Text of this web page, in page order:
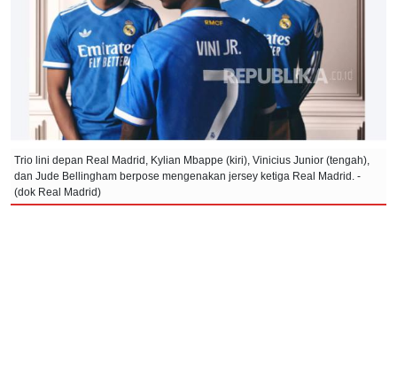
Trio lini depan Real Madrid, Kylian Mbappe (kiri), Vinicius Junior (tengah),
dan Jude Bellingham berpose mengenakan jersey ketiga Real Madrid. -
(dok Real Madrid)